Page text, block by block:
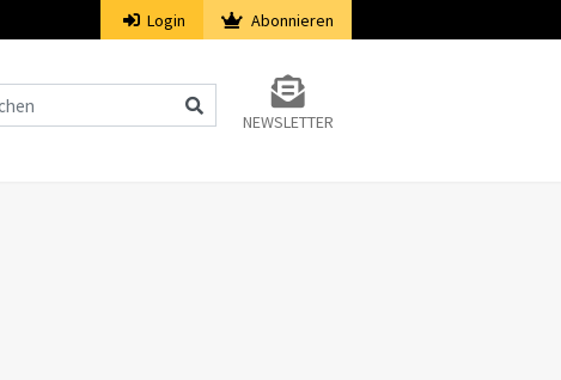
Login Abonnieren
NEWSLETTER